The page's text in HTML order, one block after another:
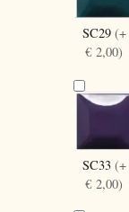
SC29 (+
€ 2,00)
SC33 (+
€ 2,00)